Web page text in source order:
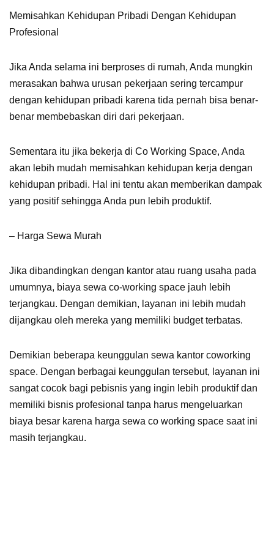
Memisahkan Kehidupan Pribadi Dengan Kehidupan
Profesional
Jika Anda selama ini berproses di rumah, Anda mungkin
merasakan bahwa urusan pekerjaan sering tercampur
dengan kehidupan pribadi karena tida pernah bisa benar-
benar membebaskan diri dari pekerjaan.
Sementara itu jika bekerja di Co Working Space, Anda
akan lebih mudah memisahkan kehidupan kerja dengan
kehidupan pribadi. Hal ini tentu akan memberikan dampak
yang positif sehingga Anda pun lebih produktif.
– Harga Sewa Murah
Jika dibandingkan dengan kantor atau ruang usaha pada
umumnya, biaya sewa co-working space jauh lebih
terjangkau. Dengan demikian, layanan ini lebih mudah
dijangkau oleh mereka yang memiliki budget terbatas.
Demikian beberapa keunggulan sewa kantor coworking
space. Dengan berbagai keunggulan tersebut, layanan ini
sangat cocok bagi pebisnis yang ingin lebih produktif dan
memiliki bisnis profesional tanpa harus mengeluarkan
biaya besar karena harga sewa co working space saat ini
masih terjangkau.